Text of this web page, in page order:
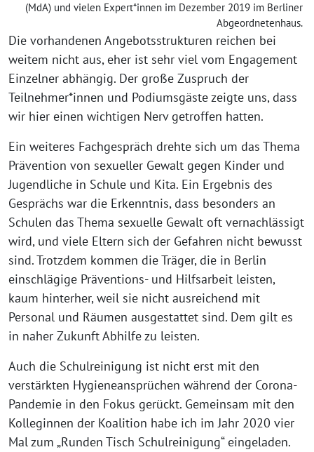
(MdA) und vielen Expert*innen im Dezember 2019 im Berliner
Abgeordnetenhaus.
Die vorhandenen Angebotsstrukturen reichen bei
weitem nicht aus, eher ist sehr viel vom Engagement
Einzelner abhängig. Der große Zuspruch der
Teilnehmer*innen und Podiumsgäste zeigte uns, dass
wir hier einen wichtigen Nerv getroffen hatten.
Ein weiteres Fachgespräch drehte sich um das Thema
Prävention von sexueller Gewalt gegen Kinder und
Jugendliche in Schule und Kita. Ein Ergebnis des
Gesprächs war die Erkenntnis, dass besonders an
Schulen das Thema sexuelle Gewalt oft vernachlässigt
wird, und viele Eltern sich der Gefahren nicht bewusst
sind. Trotzdem kommen die Träger, die in Berlin
einschlägige Präventions- und Hilfsarbeit leisten,
kaum hinterher, weil sie nicht ausreichend mit
Personal und Räumen ausgestattet sind. Dem gilt es
in naher Zukunft Abhilfe zu leisten.
Auch die Schulreinigung ist nicht erst mit den
verstärkten Hygieneansprüchen während der Corona-
Pandemie in den Fokus gerückt. Gemeinsam mit den
Kolleginnen der Koalition habe ich im Jahr 2020 vier
Mal zum „Runden Tisch Schulreinigung“ eingeladen.